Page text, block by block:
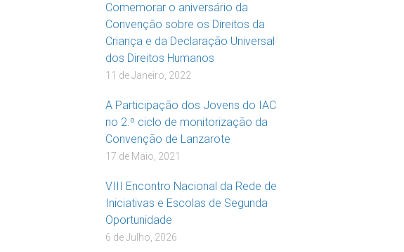
Comemorar o aniversário da
Convenção sobre os Direitos da
Criança e da Declaração Universal
dos Direitos Humanos
11 de Janeiro, 2022
A Participação dos Jovens do IAC
no 2.º ciclo de monitorização da
Convenção de Lanzarote
17 de Maio, 2021
VIII Encontro Nacional da Rede de
Iniciativas e Escolas de Segunda
Oportunidade
6 de Julho, 2026